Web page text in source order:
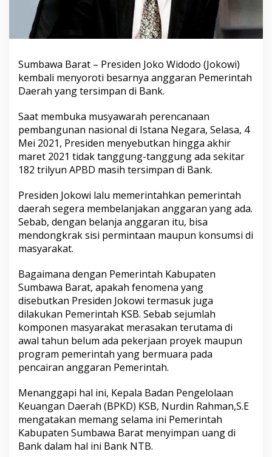
Sumbawa Barat – Presiden Joko Widodo (Jokowi)
kembali menyoroti besarnya anggaran Pemerintah
Daerah yang tersimpan di Bank.
Saat membuka musyawarah perencanaan
pembangunan nasional di Istana Negara, Selasa, 4
Mei 2021, Presiden menyebutkan hingga akhir
maret 2021 tidak tanggung-tanggung ada sekitar
182 trilyun APBD masih tersimpan di Bank.
Presiden Jokowi lalu memerintahkan pemerintah
daerah segera membelanjakan anggaran yang ada.
Sebab, dengan belanja anggaran itu, bisa
mendongkrak sisi permintaan maupun konsumsi di
masyarakat.
Bagaimana dengan Pemerintah Kabupaten
Sumbawa Barat, apakah fenomena yang
disebutkan Presiden Jokowi termasuk juga
dilakukan Pemerintah KSB. Sebab sejumlah
komponen masyarakat merasakan terutama di
awal tahun belum ada pekerjaan proyek maupun
program pemerintah yang bermuara pada
pencairan anggaran Pemerintah.
Menanggapi hal ini, Kepala Badan Pengelolaan
Keuangan Daerah (BPKD) KSB, Nurdin Rahman,S.E
mengatakan memang selama ini Pemerintah
Kabupaten Sumbawa Barat menyimpan uang di
Bank dalam hal ini Bank NTB.